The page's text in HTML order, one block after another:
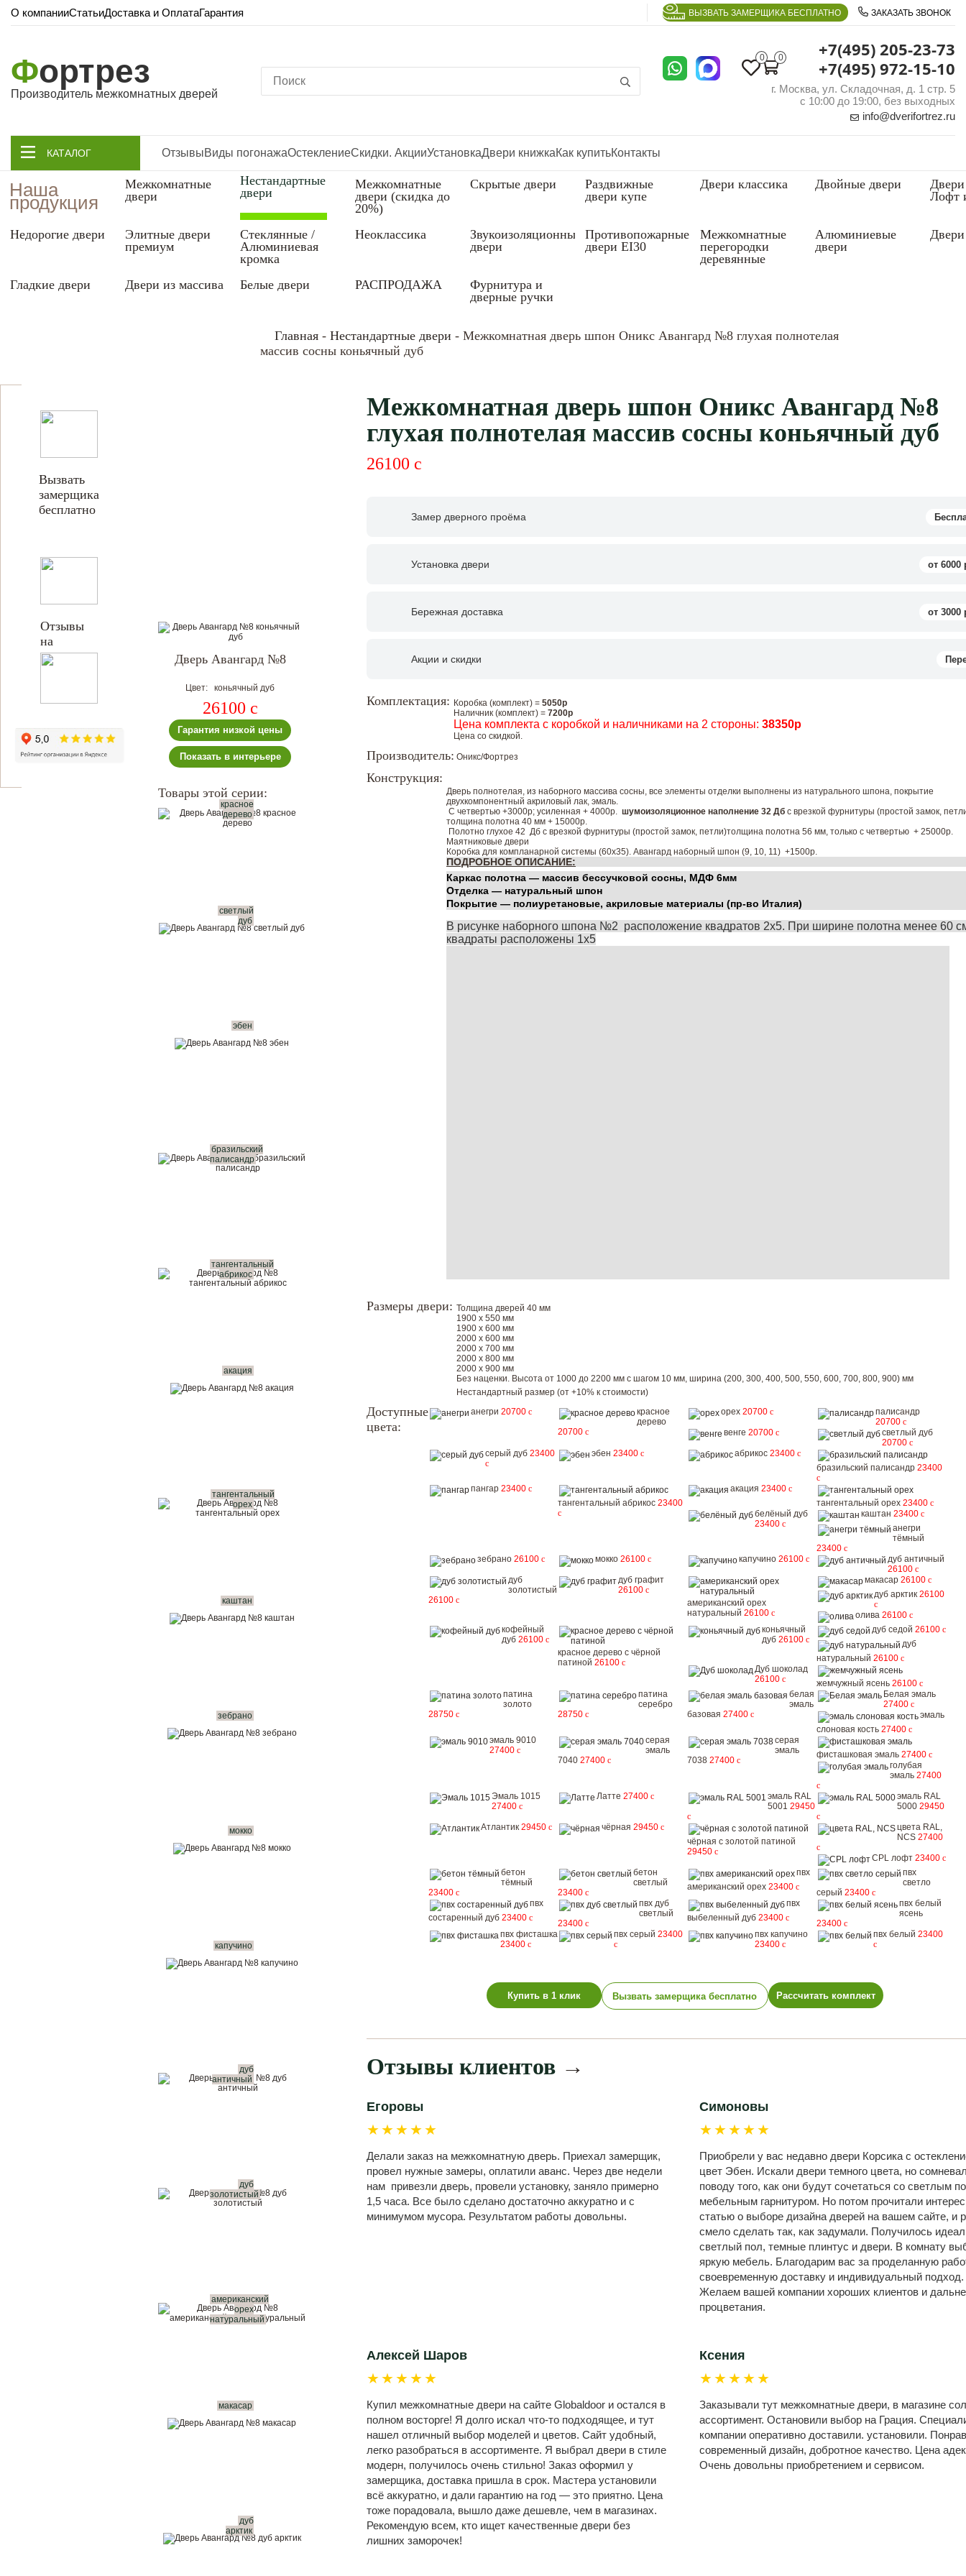
О компанииСтатьиДоставка и ОплатаГарантия ВЫЗВАТЬ ЗАМЕРЩИКА БЕСПЛАТНО ЗАКАЗАТЬ ЗВОНОК
Фортрез
Производитель межкомнатных дверей
0 0
+7(495) 205-23-73
+7(495) 972-15-10
г. Москва, ул. Складочная, д. 1 стр. 5
с 10:00 до 19:00, без выходных
info@dverifortrez.ru
КАТАЛОГ ОтзывыВиды погонажаОстеклениеСкидки. АкцииУстановкаДвери книжкаКак купитьКонтакты
Наша
продукция
Межкомнатные
двери
Нестандартные
двери
Межкомнатные
двери (скидка до
20%)
Скрытые двери
Раздвижные
двери купе
Двери классика Двойные двери
Лофт
Недорогие двери
Элитные двери
премиум
Стеклянные /
Алюминиевая
кромка
Неоклассика
Звукоизоляционные
двери
Противопожарные
двери EI30
Межкомнатные
перегородки
деревянные
Алюминиевые
двери
Двери
Гладкие двери Двери из массива Белые двери РАСПРОДАЖА
Фурнитура и
дверные ручки
Главная - Нестандартные двери - Межкомнатная дверь шпон Оникс Авангард №8 глухая полнотелая
массив сосны коньячный дуб
Вызвать
замерщика
бесплатно
Отзывы
на
Дверь Авангард №8
Цвет: коньячный дуб
26100 c
Гарантия низкой цены
Показать в интерьере
Товары этой серии:
красное
дерево
светлый
дуб
эбен
бразильский
палисандр
тангентальный
абрикос
акация
тангентальный
орех
каштан
зебрано
мокко
капучино
дуб
античный
дуб
золотистый
американский
орех
натуральный
макасар
дуб
арктик
Межкомнатная дверь шпон Оникс Авангард №8
глухая полнотелая массив сосны коньячный дуб
26100 c
Замер дверного проёма
Установка двери от 6000
Бережная доставка от 3000
Акции и скидки
Комплектация: Коробка (комплект) = 5050р
Наличник (комплект) = 7200р
Цена комплекта с коробкой и наличниками на 2 стороны: 38350р
Цена со скидкой.
Производитель: Оникс/Фортрез
Конструкция:
Дверь полнотелая, из наборного массива сосны, все элементы отделки выполнены из натурального шпона, покрытие
двухкомпонентный акриловый лак, эмаль.
С четвертью +3000р; усиленная + 4000р. шумоизоляционное наполнение 32 Дб с врезкой фурнитуры (простой замок,
толщина полотна 40 мм + 15000р.
Полотно глухое 42 Дб с врезкой фурнитуры (простой замок, петли)толщина полотна 56 мм, только с четвертью + 25000р.
Маятниковые двери
Коробка для компланарной системы (60х35). Авангард наборный шпон (9, 10, 11) +1500р.
ПОДРОБНОЕ ОПИСАНИЕ:
Каркас полотна — массив бессучковой сосны, МДФ 6мм
Отделка — натуральный шпон
Покрытие — полиуретановые, акриловые материалы (пр-во Италия)
В рисунке наборного шпона №2 расположение квадратов 2х5. При ширине полотна менее 60
квадраты расположены 1х5
Размеры двери: Толщина дверей 40 мм
1900 х 550 мм
1900 х 600 мм
2000 х 600 мм
2000 х 700 мм
2000 х 800 мм
2000 х 900 мм
Без наценки. Высота от 1000 до 2200 мм с шагом 10 мм, ширина (200, 300, 400, 500, 550, 600, 700, 800, 900) мм
Нестандартный размер (от +10% к стоимости)
Доступные
цвета:
анегри 20700 c
красное
дерево
20700 c
орех 20700 c
палисандр
20700 c
венге 20700 c
светлый дуб
20700 c
серый дуб 23400
c
эбен 23400 c абрикос 23400 c
бразильский палисандр 23400
c
пангар 23400 c
тангентальный абрикос 23400
c
акация 23400 c
тангентальный орех 23400 c
белёный дуб
23400 c
каштан 23400 c
анегри
тёмный
23400 c
зебрано 26100 c мокко 26100 c капучино 26100 c
дуб античный
26100 c
дуб
золотистый
26100 c
дуб графит
26100 c
американский орех
натуральный 26100 c
макасар 26100 c
дуб арктик 26100
c
олива 26100 c
кофейный
дуб 26100 c
красное дерево с чёрной
патиной 26100 c
коньячный
дуб 26100 c
дуб седой 26100 c
дуб
натуральный 26100 c
Дуб шоколад
26100 c жемчужный ясень 26100 c
патина
золото
28750 c
патина
серебро
28750 c
белая
эмаль
базовая 27400 c
Белая эмаль
27400 c
эмаль
слоновая кость 27400 c
эмаль 9010
27400 c
серая
эмаль
7040 27400 c
серая
эмаль
7038 27400 c
фисташковая эмаль 27400 c
голубая
эмаль 27400
c
Эмаль 1015
27400 c
Латте 27400 c
эмаль RAL
5001 29450
c
эмаль RAL
5000 29450
c
Атлантик 29450 c чёрная 29450 c
чёрная с золотой патиной
29450 c
цвета RAL,
NCS 27400
c
CPL лофт 23400 c
бетон
тёмный
23400 c
бетон
светлый
23400 c
пвх
американский орех 23400 c
пвх
светло
серый 23400 c
пвх
состаренный дуб 23400 c
пвх дуб
светлый
23400 c
пвх
выбеленный дуб 23400 c
пвх белый
ясень
23400 c
пвх фисташка
23400 c
пвх серый 23400
c
пвх капучино
23400 c
пвх белый 23400
c
Купить в 1 клик Вызвать замерщика бесплатно Рассчитать комплект
Отзывы клиентов →
Егоровы
★★★★★
Делали заказ на межкомнатную дверь. Приехал замерщик,
провел нужные замеры, оплатили аванс. Через две недели
нам привезли дверь, провели установку, заняло примерно
1,5 часа. Все было сделано достаточно аккуратно и с
минимумом мусора. Результатом работы довольны.
Симоновы
★★★★★
Приобрели у вас недавно двери Корсика с
цвет Эбен. Искали двери темного цвета, но
поводу того, как они будут сочетаться со светлым
мебельным гарнитуром. Но потом прочитали
статью о выборе дизайна дверей на вашем сайте, и
смело сделать так, как задумали. Получилось
светлый пол, темные плинтус и двери. В комнату
яркую мебель. Благодарим вас за проделанную
своевременную доставку и индивидуальный подход.
Желаем вашей компании хороших клиентов и
процветания.
Алексей Шаров
★★★★★
Купил межкомнатные двери на сайте Globaldoor и остался в
полном восторге! Я долго искал что-то подходящее, и тут
нашел отличный выбор моделей и цветов. Сайт удобный,
легко разобраться в ассортименте. Я выбрал двери в стиле
модерн, получилось очень стильно! Заказ оформил у
замерщика, доставка пришла в срок. Мастера установили
всё аккуратно, и дали гарантию на год — это приятно. Цена
тоже порадовала, вышло даже дешевле, чем в магазинах.
Рекомендую всем, кто ищет качественные двери без
лишних заморочек!
Ксения
★★★★★
Заказывали тут межкомнатные двери, в магазине
ассортимент. Остановили выбор на Грация.
компании оперативно доставили. установили.
современный дизайн, добротное качество. Цена
Очень довольны приобретением и сервисом.